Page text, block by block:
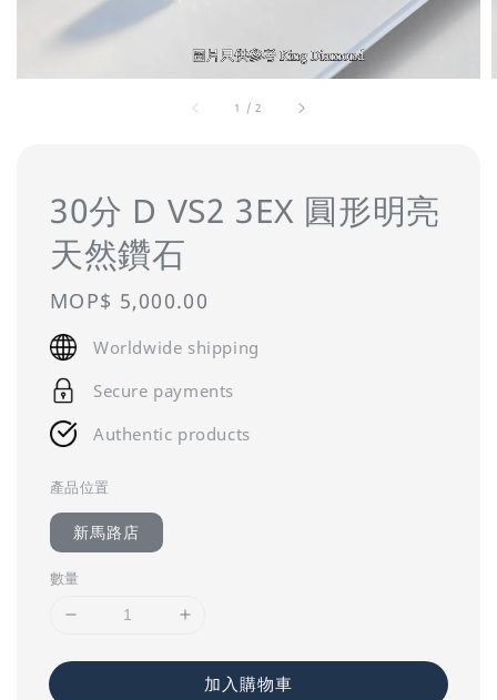
1 /2
30分 D VS2 3EX 圓形明亮
天然鑽石
Regular
price
MOP$ 5,000.00
Worldwide shipping
Secure payments
Authentic products
產品位置
新馬路店
數量
加入購物車